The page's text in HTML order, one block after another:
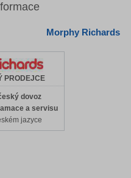
Morphy Richards
PRODEJCE
dovoz
a servisu
jazyce